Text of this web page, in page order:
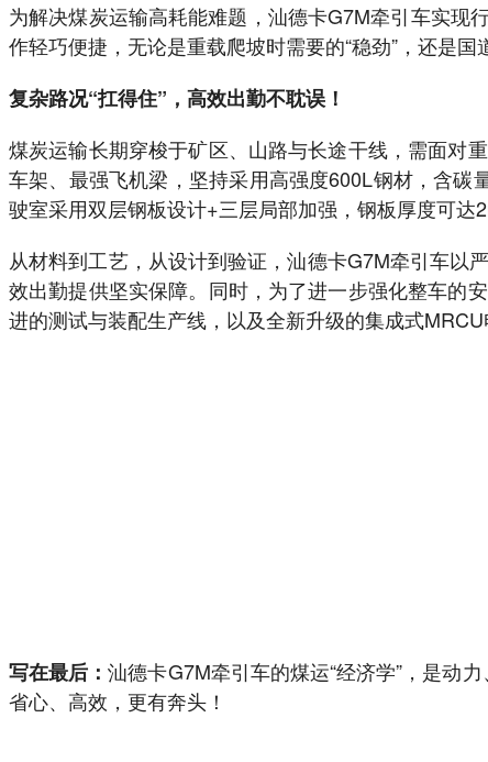
为解决煤炭运输高耗能难题，汕德卡G7M牵引车实现
作轻巧便捷，无论是重载爬坡时需要的“稳劲”，还是国
复杂路况“扛得住”，高效出勤不耽误！
煤炭运输长期穿梭于矿区、山路与长途干线，需面对
车架、最强飞机梁，坚持采用高强度600L钢材，含
驶室采用双层钢板设计+三层局部加强，钢板厚度可达
从材料到工艺，从设计到验证，汕德卡G7M牵引车
效出勤提供坚实保障。同时，为了进一步强化整车的
进的测试与装配生产线，以及全新升级的集成式
写在最后：汕德卡G7M牵引车的煤运“经济学”，是动
省心、高效，更有奔头！